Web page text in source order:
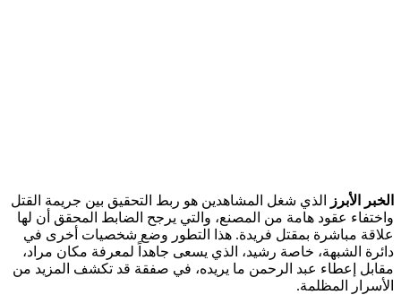
الخبر الأبرز
الذي شغل المشاهدين هو ربط التحقيق بين جريمة القتل
واختفاء عقود هامة من المصنع، والتي يرجح الضابط المحقق أن لها
علاقة مباشرة بمقتل فريدة. هذا التطور وضع شخصيات أخرى في
دائرة الشبهة، خاصة رشيد، الذي يسعى جاهداً لمعرفة مكان مراد،
مقابل إعطاء عبد الرحمن ما يريده، في صفقة قد تكشف المزيد من
الأسرار المظلمة.